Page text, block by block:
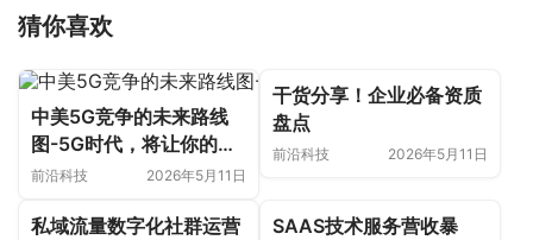
猜你喜欢
中美5G竞争的未来路线
图-5G时代，将让你的生
活更美好
前沿科技 2026年5月11日
干货分享！企业必备资质
盘点
前沿科技 2026年5月11日
私域流量数字化社群运营
SAAS技术服务营收暴